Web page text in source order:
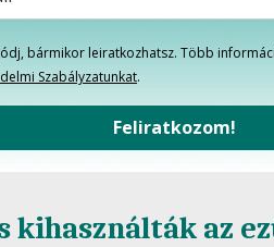
bármikor leiratkozhatsz. Több
Szabályzatunkat.
Feliratkozom!
kihasználták az